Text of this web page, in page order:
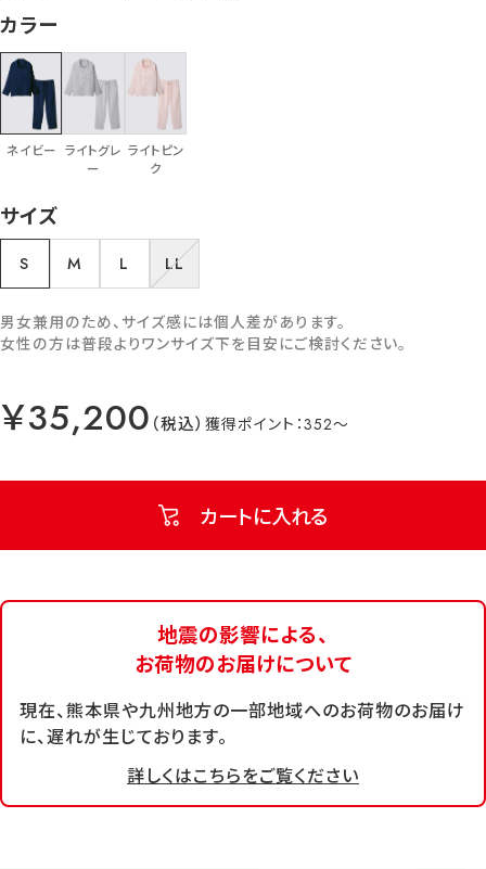
カラー
ネイビー ライトグレ
ー
ライトピン
ク
サイズ
S M L LL
￥35,200 352
カートに入れる
男女兼用のため、サイズ感には個人差があります。
女性の方は普段よりワンサイズ下を目安にご検討ください。
地震の影響による、
お荷物のお届けについて
現在、熊本県や九州地方の一部地域へのお荷物のお届け
に、遅れが生じております。
詳しくはこちらをご覧ください